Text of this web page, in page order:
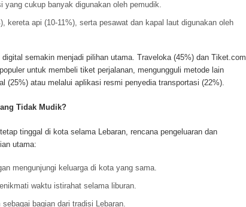
yang cukup banyak digunakan oleh pemudik.
kereta api (10-11%), serta pesawat dan kapal laut digunakan oleh
semakin menjadi pilihan utama. Traveloka (45%) dan Tiket.com
untuk membeli tiket perjalanan, mengungguli metode lain
(25%) atau melalui aplikasi resmi penyedia transportasi (22%).
Tidak Mudik?
tinggal di kota selama Lebaran, rencana pengeluaran dan
utama:
mengunjungi keluarga di kota yang sama.
waktu istirahat selama liburan.
bagian dari tradisi Lebaran.